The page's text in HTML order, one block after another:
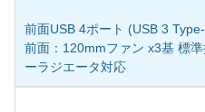
前面USB 4ポート (USB 3
前面：120mmファン x3基 標
ーラジエータ対応